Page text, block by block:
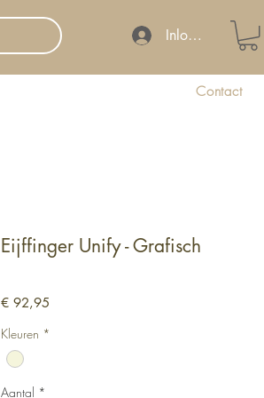
Inloggen
Contact
Eijffinger Unify - Grafisch
€ 92,95
Kleuren *
Aantal *